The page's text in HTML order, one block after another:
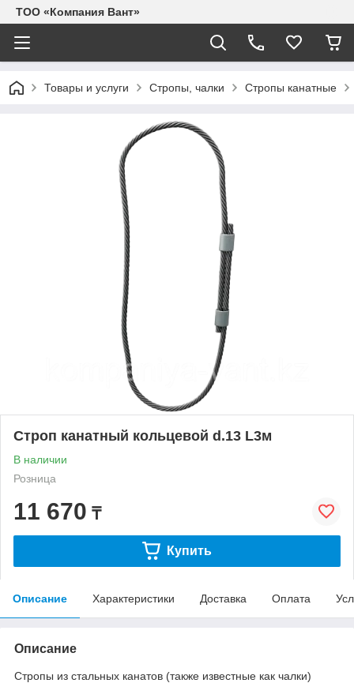
ТОО «Компания Вант»
Товары и услуги Стропы, чалки Стропы канатные
Строп канатный кольцевой d.13 L3м
В наличии
Розница
11 670 ₸
Купить
Описание Характеристики Доставка Оплата
Описание
Стропы из стальных канатов (также известные как чалки)